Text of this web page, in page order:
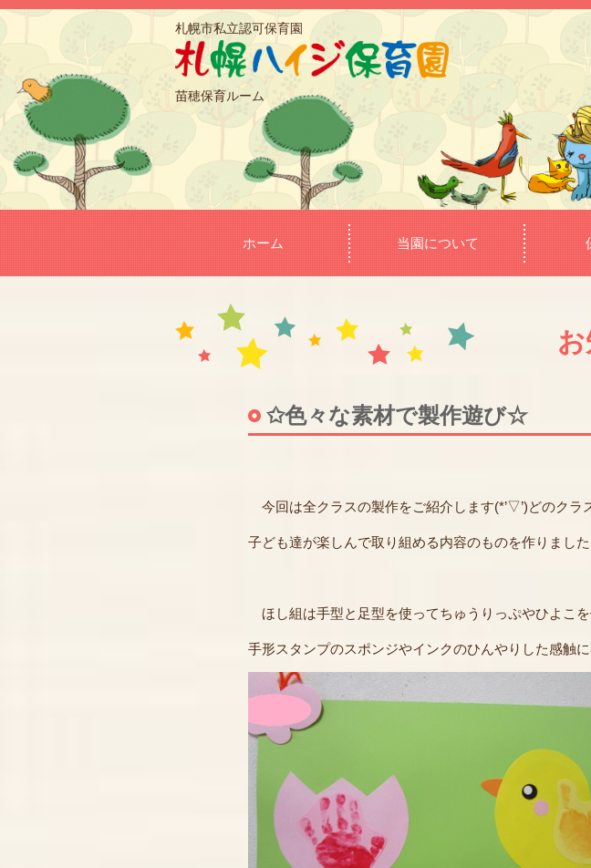
札幌市私立認可保育園
苗穂保育ルーム
ホーム 当園について
✩色々な素材で製作遊び☆
今回は全クラスの製作をご紹介します(*’▽’)どのクラ
子ども達が楽しんで取り組める内容のものを作りました
ほし組は手型と足型を使ってちゅうりっぷやひよこを
手形スタンプのスポンジやインクのひんやりした感触